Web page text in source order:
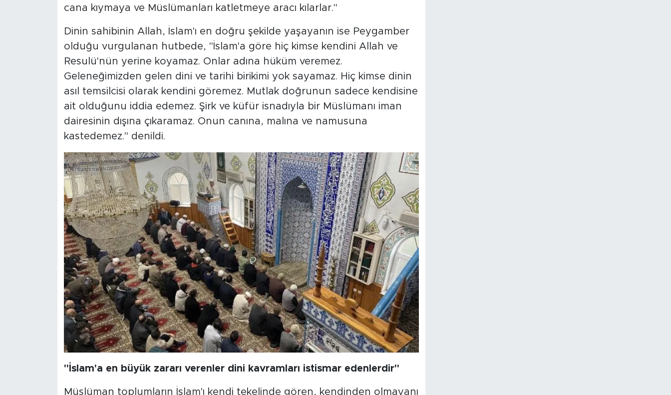
cana kıymaya ve Müslümanları katletmeye aracı kılarlar."
Dinin sahibinin Allah, İslam'ı en doğru şekilde yaşayanın ise Peygamber
olduğu vurgulanan hutbede, "İslam'a göre hiç kimse kendini Allah ve
Resulü'nün yerine koyamaz. Onlar adına hüküm veremez.
Geleneğimizden gelen dini ve tarihi birikimi yok sayamaz. Hiç kimse dinin
asıl temsilcisi olarak kendini göremez. Mutlak doğrunun sadece kendisine
ait olduğunu iddia edemez. Şirk ve küfür isnadıyla bir Müslümanı iman
dairesinin dışına çıkaramaz. Onun canına, malına ve namusuna
kastedemez." denildi.
"İslam'a en büyük zararı verenler dini kavramları istismar edenlerdir"
Müslüman toplumların İslam'ı kendi tekelinde gören, kendinden olmayanı